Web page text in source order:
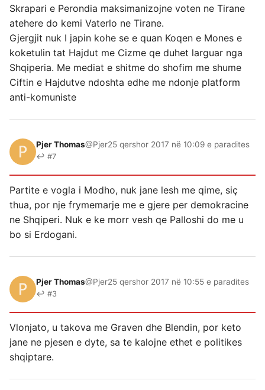
Skrapari e Perondia maksimanizojne voten ne Tirane
atehere do kemi Vaterlo ne Tirane.
Gjergjit nuk I japin kohe se e quan Koqen e Mones e
koketulin tat Hajdut me Cizme qe duhet larguar nga
Shqiperia. Me mediat e shitme do shofim me shume
Ciftin e Hajdutve ndoshta edhe me ndonje platform
anti-komuniste
Pjer Thomas@Pjer25 qershor 2017 në 10:09 e paradites
↩ #7
Partite e vogla i Modho, nuk jane lesh me qime, siç
thua, por nje frymemarje me e gjere per demokracine
ne Shqiperi. Nuk e ke morr vesh qe Palloshi do me u
bo si Erdogani.
Pjer Thomas@Pjer25 qershor 2017 në 10:55 e paradites
↩ #3
Vlonjato, u takova me Graven dhe Blendin, por keto
jane ne pjesen e dyte, sa te kalojne ethet e politikes
shqiptare.